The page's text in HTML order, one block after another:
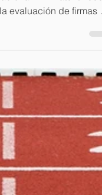
La reconocida
IAM Patent 1000 ,
evaluación de firmas y